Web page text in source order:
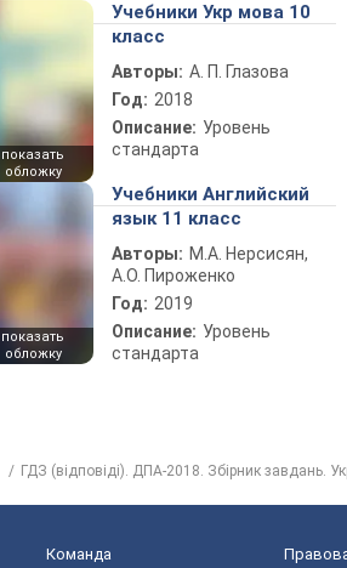
показать
обложку
Учебники Укр мова 10
класс
Авторы: А. П. Глазова
Год: 2018
Описание: Уровень
стандарта
показать
обложку
Учебники Английский
язык 11 класс
Авторы: М.А. Нерсисян,
А.О. Пироженко
Год: 2019
Описание: Уровень
стандарта
ГДЗ (відповіді). ДПА-2018. Збірник завдань.
Команда